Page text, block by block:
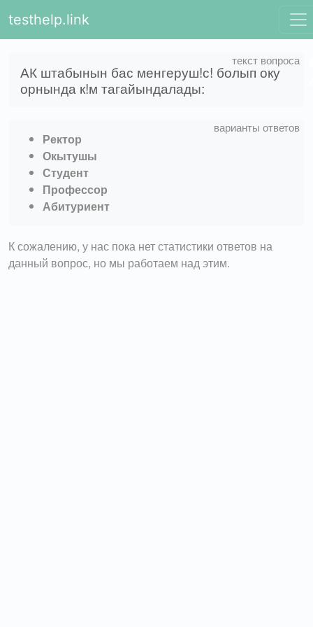
testhelp.link
АК штабынын бас менгеруш!с! болып оку
орнында к!м тагайындалады:
Ректор
Окытушы
Студент
Профессор
Абитуриент
К сожалению, у нас пока нет статистики ответов на
данный вопрос, но мы работаем над этим.